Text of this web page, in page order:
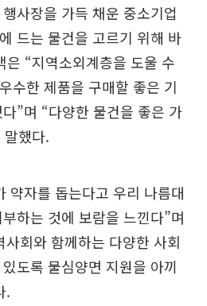
사장을 가득 채운 중소기업
드는 물건을 고르기 위해 바
은 “지역소외계층을 도울 수
수한 제품을 구매할 좋은 기
”며 “다양한 물건을 좋은 가
했다.
약자를 돕는다고 우리 나름대
하는 것에 보람을 느낀다”며
회와 함께하는 다양한 사회
도록 물심양면 지원을 아끼
.